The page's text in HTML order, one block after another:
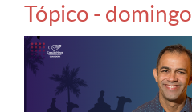
Tópico - domingo